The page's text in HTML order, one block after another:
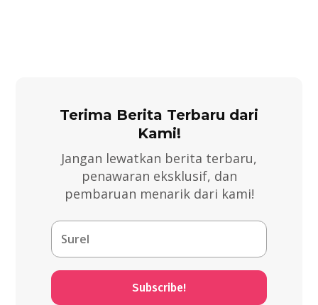
Terima Berita Terbaru dari
Kami!
Jangan lewatkan berita terbaru,
penawaran eksklusif, dan
pembaruan menarik dari kami!
Subscribe!